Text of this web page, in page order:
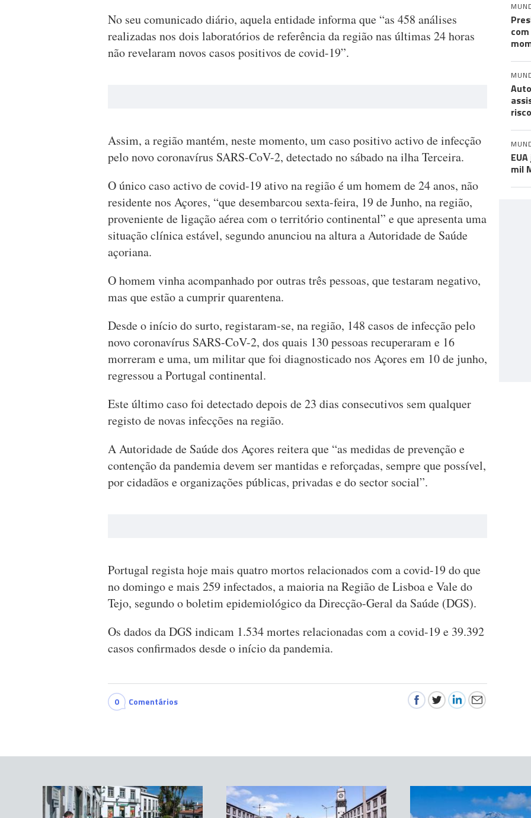
No seu comunicado diário, aquela entidade informa que “as 458 análises
realizadas nos dois laboratórios de referência da região nas últimas 24 horas
não revelaram novos casos positivos de covid-19”.
Assim, a região mantém, neste momento, um caso positivo activo de infecção
pelo novo coronavírus SARS-CoV-2, detectado no sábado na ilha Terceira.
O único caso activo de covid-19 ativo na região é um homem de 24 anos, não
residente nos Açores, “que desembarcou sexta-feira, 19 de Junho, na região,
proveniente de ligação aérea com o território continental” e que apresenta uma
situação clínica estável, segundo anunciou na altura a Autoridade de Saúde
açoriana.
O homem vinha acompanhado por outras três pessoas, que testaram negativo,
mas que estão a cumprir quarentena.
Desde o início do surto, registaram-se, na região, 148 casos de infecção pelo
novo coronavírus SARS-CoV-2, dos quais 130 pessoas recuperaram e 16
morreram e uma, um militar que foi diagnosticado nos Açores em 10 de junho,
regressou a Portugal continental.
Este último caso foi detectado depois de 23 dias consecutivos sem qualquer
registo de novas infecções na região.
A Autoridade de Saúde dos Açores reitera que “as medidas de prevenção e
contenção da pandemia devem ser mantidas e reforçadas, sempre que possível,
por cidadãos e organizações públicas, privadas e do sector social”.
Portugal regista hoje mais quatro mortos relacionados com a covid-19 do que
no domingo e mais 259 infectados, a maioria na Região de Lisboa e Vale do
Tejo, segundo o boletim epidemiológico da Direcção-Geral da Saúde (DGS).
Os dados da DGS indicam 1.534 mortes relacionadas com a covid-19 e 39.392
casos confirmados desde o início da pandemia.
0 Comentários
mil